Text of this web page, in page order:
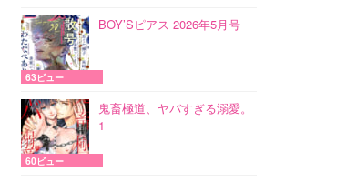
BOY’Sピアス 2026年5月号
63ビュー
鬼畜極道、ヤバすぎる溺愛。
1
60ビュー